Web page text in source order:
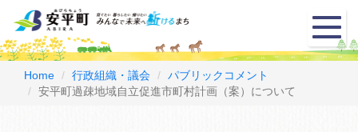
メ
ニ
ュ
Home 行政組織・議会
パブリックコメント
安平町過疎地域自立促進市町村計画（案）について